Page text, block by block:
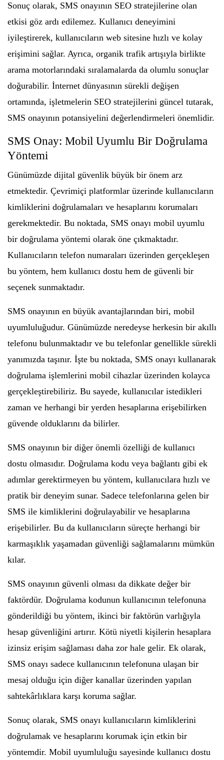
Sonuç olarak, SMS onayının SEO stratejilerine olan
etkisi göz ardı edilemez. Kullanıcı deneyimini
iyileştirerek, kullanıcıların web sitesine hızlı ve kolay
erişimini sağlar. Ayrıca, organik trafik artışıyla birlikte
arama motorlarındaki sıralamalarda da olumlu sonuçlar
doğurabilir. İnternet dünyasının sürekli değişen
ortamında, işletmelerin SEO stratejilerini güncel tutarak,
SMS onayının potansiyelini değerlendirmeleri önemlidir.
SMS Onay: Mobil Uyumlu Bir Doğrulama
Yöntemi
Günümüzde dijital güvenlik büyük bir önem arz
etmektedir. Çevrimiçi platformlar üzerinde kullanıcıların
kimliklerini doğrulamaları ve hesaplarını korumaları
gerekmektedir. Bu noktada, SMS onayı mobil uyumlu
bir doğrulama yöntemi olarak öne çıkmaktadır.
Kullanıcıların telefon numaraları üzerinden gerçekleşen
bu yöntem, hem kullanıcı dostu hem de güvenli bir
seçenek sunmaktadır.
SMS onayının en büyük avantajlarından biri, mobil
uyumluluğudur. Günümüzde neredeyse herkesin bir akıllı
telefonu bulunmaktadır ve bu telefonlar genellikle sürekli
yanımızda taşınır. İşte bu noktada, SMS onayı kullanarak
doğrulama işlemlerini mobil cihazlar üzerinden kolayca
gerçekleştirebiliriz. Bu sayede, kullanıcılar istedikleri
zaman ve herhangi bir yerden hesaplarına erişebilirken
güvende olduklarını da bilirler.
SMS onayının bir diğer önemli özelliği de kullanıcı
dostu olmasıdır. Doğrulama kodu veya bağlantı gibi ek
adımlar gerektirmeyen bu yöntem, kullanıcılara hızlı ve
pratik bir deneyim sunar. Sadece telefonlarına gelen bir
SMS ile kimliklerini doğrulayabilir ve hesaplarına
erişebilirler. Bu da kullanıcıların süreçte herhangi bir
karmaşıklık yaşamadan güvenliği sağlamalarını mümkün
kılar.
SMS onayının güvenli olması da dikkate değer bir
faktördür. Doğrulama kodunun kullanıcının telefonuna
gönderildiği bu yöntem, ikinci bir faktörün varlığıyla
hesap güvenliğini artırır. Kötü niyetli kişilerin hesaplara
izinsiz erişim sağlaması daha zor hale gelir. Ek olarak,
SMS onayı sadece kullanıcının telefonuna ulaşan bir
mesaj olduğu için diğer kanallar üzerinden yapılan
sahtekârlıklara karşı koruma sağlar.
Sonuç olarak, SMS onayı kullanıcıların kimliklerini
doğrulamak ve hesaplarını korumak için etkin bir
yöntemdir. Mobil uyumluluğu sayesinde kullanıcı dostu